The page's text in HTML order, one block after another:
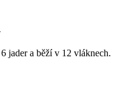
jader a běží v 12 vláknech.